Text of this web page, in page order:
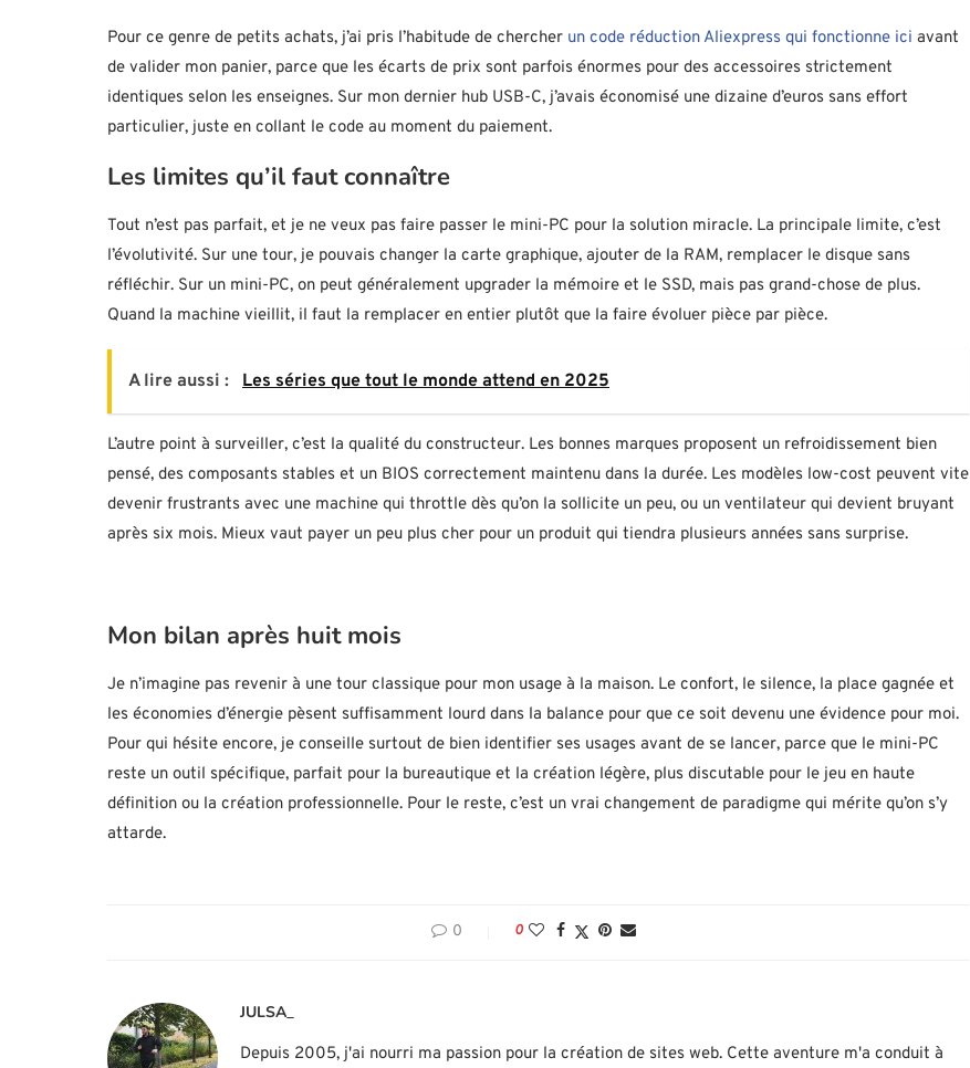
Pour ce genre de petits achats, j’ai pris l’habitude de chercher un code réduction Aliexpress qui fonctionne ici avant
de valider mon panier, parce que les écarts de prix sont parfois énormes pour des accessoires strictement
identiques selon les enseignes. Sur mon dernier hub USB-C, j’avais économisé une dizaine d’euros sans effort
particulier, juste en collant le code au moment du paiement.
Les limites qu’il faut connaître
Tout n’est pas parfait, et je ne veux pas faire passer le mini-PC pour la solution miracle. La principale limite, c’est
l’évolutivité. Sur une tour, je pouvais changer la carte graphique, ajouter de la RAM, remplacer le disque sans
réfléchir. Sur un mini-PC, on peut généralement upgrader la mémoire et le SSD, mais pas grand-chose de plus.
Quand la machine vieillit, il faut la remplacer en entier plutôt que la faire évoluer pièce par pièce.
A lire aussi : Les séries que tout le monde attend en 2025
L’autre point à surveiller, c’est la qualité du constructeur. Les bonnes marques proposent un refroidissement bien
pensé, des composants stables et un BIOS correctement maintenu dans la durée. Les modèles low-cost peuvent vite
devenir frustrants avec une machine qui throttle dès qu’on la sollicite un peu, ou un ventilateur qui devient bruyant
après six mois. Mieux vaut payer un peu plus cher pour un produit qui tiendra plusieurs années sans surprise.
Mon bilan après huit mois
Je n’imagine pas revenir à une tour classique pour mon usage à la maison. Le confort, le silence, la place gagnée et
les économies d’énergie pèsent suffisamment lourd dans la balance pour que ce soit devenu une évidence pour moi.
Pour qui hésite encore, je conseille surtout de bien identifier ses usages avant de se lancer, parce que le mini-PC
reste un outil spécifique, parfait pour la bureautique et la création légère, plus discutable pour le jeu en haute
définition ou la création professionnelle. Pour le reste, c’est un vrai changement de paradigme qui mérite qu’on s’y
attarde.
0 0
JULSA_
Depuis 2005, j'ai nourri ma passion pour la création de sites web. Cette aventure m'a conduit à